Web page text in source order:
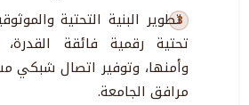
تطوير البنية التحتية
تحتية رقمية فائقة
وأمنها، وتوفير اتصال شبكي
مرافق الجامعة.